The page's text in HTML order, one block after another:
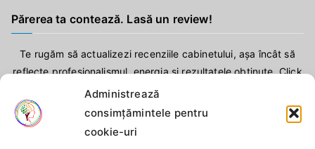
Administrează
consimțămintele pentru
cookie-uri
Părerea ta contează. Lasă un review!
Te rugăm să actualizezi recenziile cabinetului, așa încât să
reflecte profesionalismul, energia și rezultatele obținute. Click
aici